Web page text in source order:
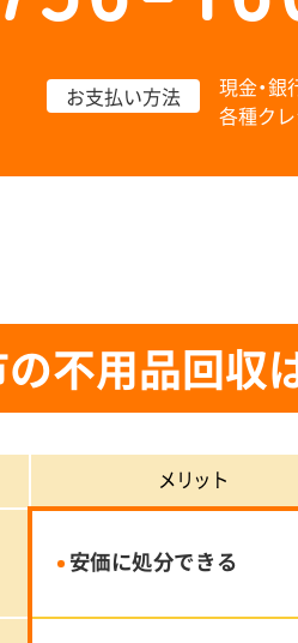
お支払い方法
現金・銀
各種ク
不用品回収
メリット
安価に処分できる